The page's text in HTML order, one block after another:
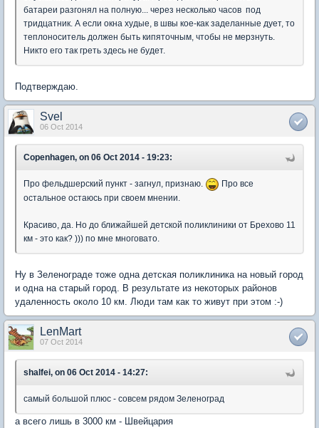
батареи разгонял на полную... через несколько часов под
тридцатник. А если окна худые, в швы кое-как заделанные дует, то
теплоноситель должен быть кипяточным, чтобы не мерзнуть.
Никто его так греть здесь не будет.
Подтверждаю.
Svel
06 Oct 2014
Copenhagen, on 06 Oct 2014 - 19:23:
Про фельдшерский пункт - загнул, признаю.
Про все
остальное остаюсь при своем мнении.
Красиво, да. Но до ближайшей детской поликлиники от Брехово 11
км - это как? ))) по мне многовато.
Ну в Зеленограде тоже одна детская поликлиника на новый город
и одна на старый город. В результате из некоторых районов
удаленность около 10 км. Люди там как то живут при этом :-)
LenMart
07 Oct 2014
shalfei, on 06 Oct 2014 - 14:27:
самый большой плюс - совсем рядом Зеленоград
а всего лишь в 3000 км - Швейцария